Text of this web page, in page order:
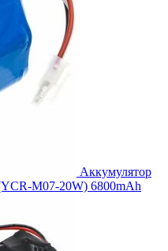
Аккумулятор
M07-20W) 6800mAh